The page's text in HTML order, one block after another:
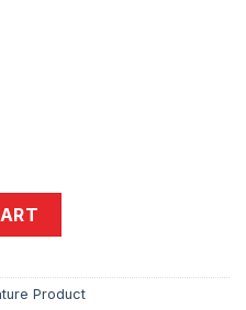
ukuran 24x35cm quantity
Product